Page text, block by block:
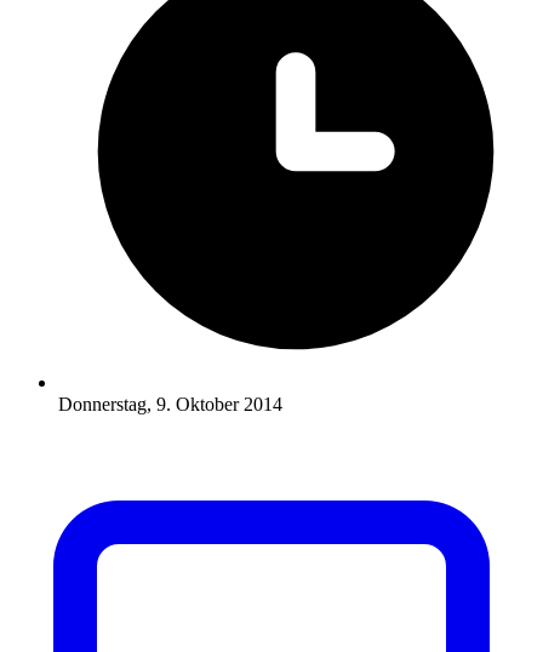
Donnerstag, 9. Oktober 2014